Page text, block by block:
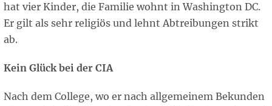
hat vier Kinder, die Familie wohnt in Washington DC.
Er gilt als sehr religiös und lehnt Abtreibungen strikt
ab.
Kein Glück bei der CIA
Nach dem College, wo er nach allgemeinem Bekunden